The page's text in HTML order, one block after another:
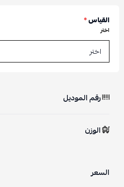
القياس*
اختر
رقم الموديل
الوزن
السعر